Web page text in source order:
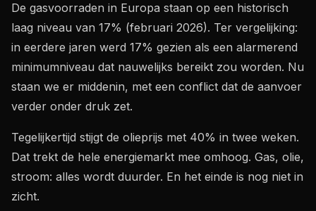
De gasvoorraden in Europa staan op een historisch
laag niveau van 17% (februari 2026). Ter vergelijking:
in eerdere jaren werd 17% gezien als een alarmerend
minimumniveau dat nauwelijks bereikt zou worden. Nu
staan we er middenin, met een conflict dat de aanvoer
verder onder druk zet.
Tegelijkertijd stijgt de olieprijs met 40% in twee weken.
Dat trekt de hele energiemarkt mee omhoog. Gas, olie,
stroom: alles wordt duurder. En het einde is nog niet in
zicht.